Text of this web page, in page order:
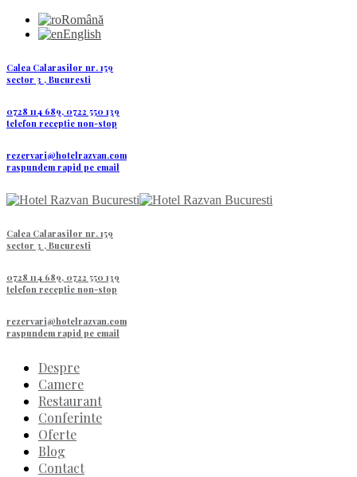
Română
English
Calea Calarasilor nr. 159
sector 3 , Bucuresti
0728 114 689, 0722 550 139
telefon receptie non-stop
rezervari@hotelrazvan.com
raspundem rapid pe email
Calea Calarasilor nr. 159
sector 3 , Bucuresti
0728 114 689, 0722 550 139
telefon receptie non-stop
rezervari@hotelrazvan.com
raspundem rapid pe email
Despre
Camere
Restaurant
Conferinte
Oferte
Blog
Contact